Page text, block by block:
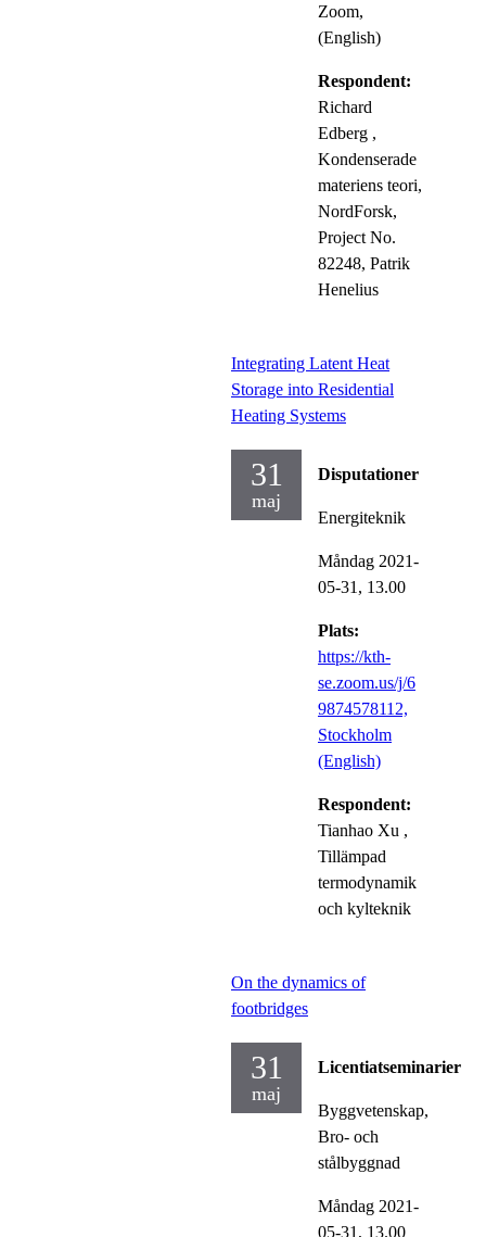
Zoom,
(English)
Respondent:
Richard
Edberg ,
Kondenserade
materiens teori,
NordForsk,
Project No.
82248, Patrik
Henelius
Integrating Latent Heat
Storage into Residential
Heating Systems
31
maj
Disputationer
Energiteknik
Måndag 2021-
05-31, 13.00
Plats:
https://kth-
se.zoom.us/j/6
9874578112,
Stockholm
(English)
Respondent:
Tianhao Xu ,
Tillämpad
termodynamik
och kylteknik
On the dynamics of
footbridges
31
maj
Licentiatseminarier
Byggvetenskap,
Bro- och
stålbyggnad
Måndag 2021-
05-31, 13.00